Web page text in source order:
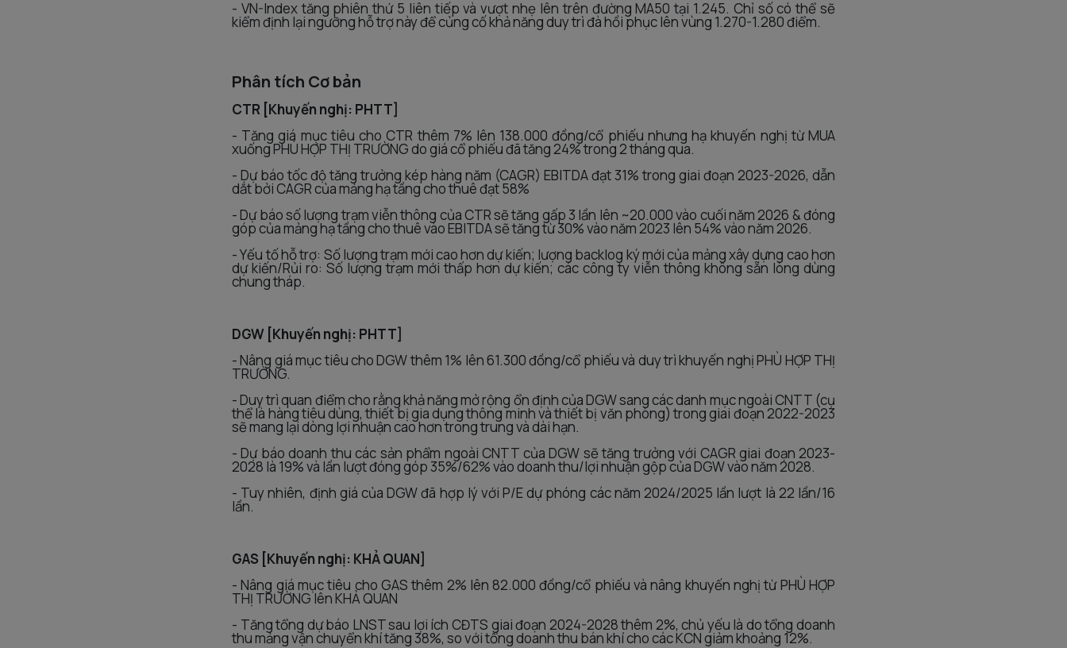
- VN-Index tăng phiên thứ 5 liên tiếp và vượt nhẹ lên trên đường MA50 tại 1.245. Chỉ số có thể sẽ
kiểm định lại ngưỡng hỗ trợ này để củng cố khả năng duy trì đà hồi phục lên vùng 1.270-1.280 điểm.
Phân tích Cơ bản
CTR [Khuyến nghị: PHTT]
- Tăng giá mục tiêu cho CTR thêm 7% lên 138.000 đồng/cổ phiếu nhưng hạ khuyến nghị từ MUA
xuống PHÙ HỢP THỊ TRƯỜNG do giá cổ phiếu đã tăng 24% trong 2 tháng qua.
- Dự báo tốc độ tăng trưởng kép hàng năm (CAGR) EBITDA đạt 31% trong giai đoạn 2023-2026, dẫn
dắt bởi CAGR của mảng hạ tầng cho thuê đạt 58%
- Dự báo số lượng trạm viễn thông của CTR sẽ tăng gấp 3 lần lên ~20.000 vào cuối năm 2026 & đóng
góp của mảng hạ tầng cho thuê vào EBITDA sẽ tăng từ 30% vào năm 2023 lên 54% vào năm 2026.
- Yếu tố hỗ trợ: Số lượng trạm mới cao hơn dự kiến; lượng backlog ký mới của mảng xây dựng cao hơn
dự kiến/Rủi ro: Số lượng trạm mới thấp hơn dự kiến; các công ty viễn thông không sẵn lòng dùng
chung tháp.
DGW [Khuyến nghị: PHTT]
- Nâng giá mục tiêu cho DGW thêm 1% lên 61.300 đồng/cổ phiếu và duy trì khuyến nghị PHÙ HỢP THỊ
TRƯỜNG.
- Duy trì quan điểm cho rằng khả năng mở rộng ổn định của DGW sang các danh mục ngoài CNTT (cụ
thể là hàng tiêu dùng, thiết bị gia dụng thông minh và thiết bị văn phòng) trong giai đoạn 2022-2023
sẽ mang lại dòng lợi nhuận cao hơn trong trung và dài hạn.
- Dự báo doanh thu các sản phẩm ngoài CNTT của DGW sẽ tăng trưởng với CAGR giai đoạn 2023-
2028 là 19% và lần lượt đóng góp 35%/62% vào doanh thu/lợi nhuận gộp của DGW vào năm 2028.
- Tuy nhiên, định giá của DGW đã hợp lý với P/E dự phóng các năm 2024/2025 lần lượt là 22 lần/16
lần.
GAS [Khuyến nghị: KHẢ QUAN]
- Nâng giá mục tiêu cho GAS thêm 2% lên 82.000 đồng/cổ phiếu và nâng khuyến nghị từ PHÙ HỢP
THỊ TRƯỜNG lên KHẢ QUAN
- Tăng tổng dự báo LNST sau lợi ích CĐTS giai đoạn 2024-2028 thêm 2%, chủ yếu là do tổng doanh
thu mảng vận chuyển khí tăng 38%, so với tổng doanh thu bán khí cho các KCN giảm khoảng 12%.